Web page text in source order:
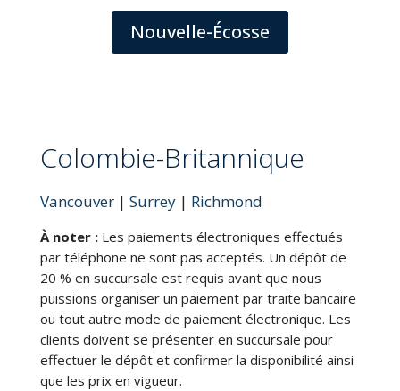
Nouvelle-Écosse
Colombie-Britannique
Vancouver| Surrey| Richmond
À noter :Les paiements électroniques effectués
par téléphone ne sont pas acceptés. Un dépôt de
20 % en succursale est requis avant que nous
puissions organiser un paiement par traite bancaire
ou tout autre mode de paiement électronique. Les
clients doivent se présenter en succursale pour
effectuer le dépôt et confirmer la disponibilité ainsi
que les prix en vigueur.